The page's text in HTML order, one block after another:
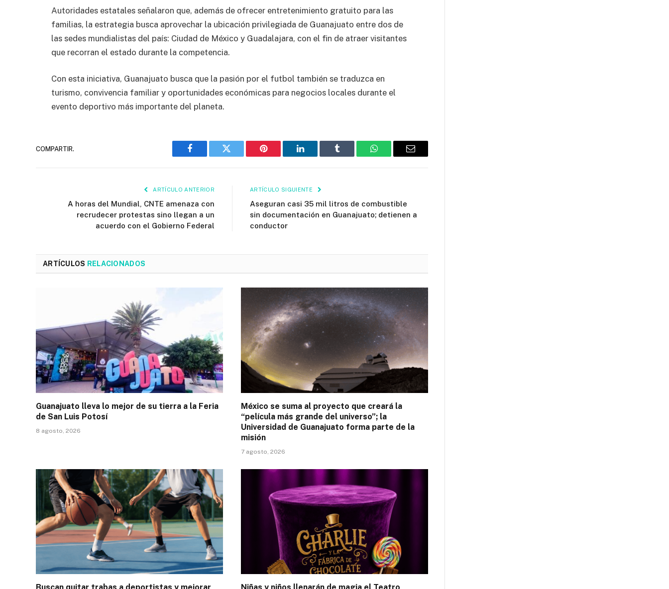
Autoridades estatales señalaron que, además de ofrecer entretenimiento gratuito para las
familias, la estrategia busca aprovechar la ubicación privilegiada de Guanajuato entre dos de
las sedes mundialistas del país: Ciudad de México y Guadalajara, con el fin de atraer visitantes
que recorran el estado durante la competencia.
Con esta iniciativa, Guanajuato busca que la pasión por el futbol también se traduzca en
turismo, convivencia familiar y oportunidades económicas para negocios locales durante el
evento deportivo más importante del planeta.
COMPARTIR.
Facebook Twitter Pinterest LinkedIn Tumblr WhatsAppEmail
ARTÍCULO ANTERIOR
A horas del Mundial, CNTE amenaza con
recrudecer protestas sino llegan a un
acuerdo con el Gobierno Federal
ARTÍCULO SIGUIENTE
Aseguran casi 35 mil litros de combustible
sin documentación en Guanajuato; detienen a
conductor
ARTÍCULOS RELACIONADOS
Guanajuato lleva lo mejor de su tierra a la Feria
de San Luis Potosí
8 agosto, 2026
México se suma al proyecto que creará la
“película más grande del universo”; la
Universidad de Guanajuato forma parte de la
misión
7 agosto, 2026